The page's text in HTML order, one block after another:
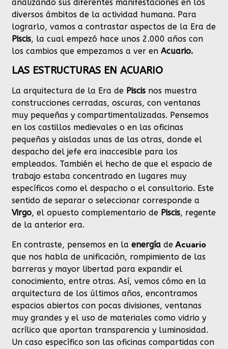
analizando sus diferentes manifestaciones en los
diversos ámbitos de la actividad humana. Para
lograrlo, vamos a contrastar aspectos de la Era de
Piscis, la cual empezó hace unos 2.000 años con
los cambios que empezamos a ver en Acuario.
LAS ESTRUCTURAS EN ACUARIO
La arquitectura de la Era de Piscis nos muestra
construcciones cerradas, oscuras, con ventanas
muy pequeñas y compartimentalizadas. Pensemos
en los castillos medievales o en las oficinas
pequeñas y aisladas unas de las otras, donde el
despacho del jefe era inaccesible para los
empleados. También el hecho de que el espacio de
trabajo estaba concentrado en lugares muy
específicos como el despacho o el consultorio. Este
sentido de separar o seleccionar corresponde a
Virgo, el opuesto complementario de Piscis, regente
de la anterior era.
En contraste, pensemos en la energíadeAcuario
que nos habla de unificación, rompimiento de las
barreras y mayor libertad para expandir el
conocimiento, entre otras. Así, vemos cómo en la
arquitectura de los últimos años, encontramos
espacios abiertos con pocas divisiones, ventanas
muy grandes y el uso de materiales como vidrio y
acrílico que aportan transparencia y luminosidad.
Un caso específico son las oficinas compartidas con